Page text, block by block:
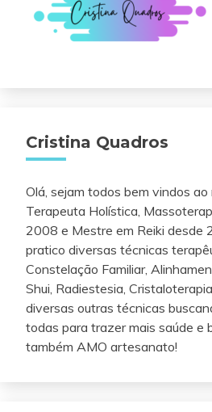
Cristina Quadros
Olá, sejam todos bem vindos ao
Terapeuta Holística,
2008 e Mestre em Reiki desde
pratico diversas técnicas
Constelação Familiar,
Shui, Radiestesia,
diversas outras técnicas
todas para trazer mais saúde e
também AMO artesanato!